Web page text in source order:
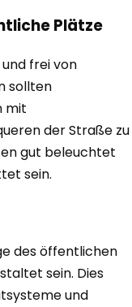
Plätze
frei von
sollten
mit
der Straße zu
gut beleuchtet
sein.
des öffentlichen
sein. Dies
und